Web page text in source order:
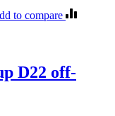
to compare
D22 off-